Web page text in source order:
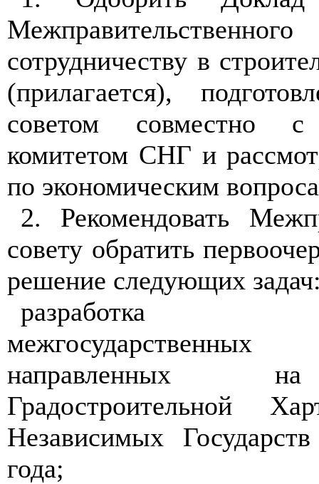
сотрудничеству в
(прилагается),
советом совместно с
комитетом СНГ и
по экономическим
2. Рекомендовать
совету обратить
решение следующих
разработка
направленных
Градостроительной
Независимых
года;